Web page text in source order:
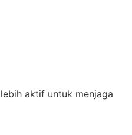
aktif untuk menjaga